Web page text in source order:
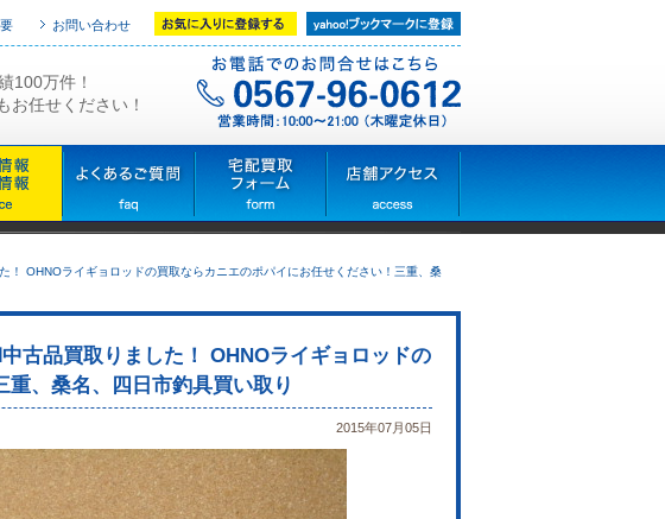
お問い合わせ
100万件！
お任せください！
！ OHNOライギョロッドの買取ならカニエのポパイにお任せください！三重、桑
古品買取りました！ OHNOライギョロッドの
、桑名、四日市釣具買い取り
2015年07月05日